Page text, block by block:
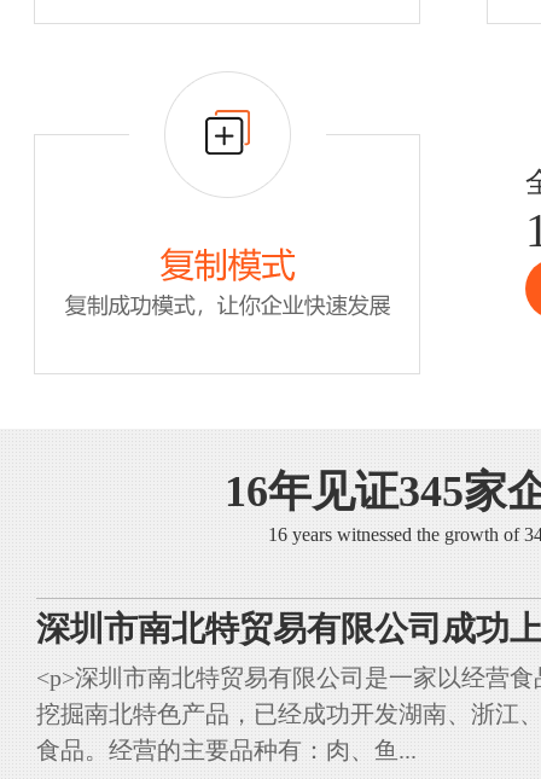
16年见证345家
16 years witnessed the growth of
深圳市南北特贸易有限公司成功
<p>深圳市南北特贸易有限公司是一家以经营
挖掘南北特色产品，已经成功开发湖南、浙江
食品。经营的主要品种有：肉、鱼...